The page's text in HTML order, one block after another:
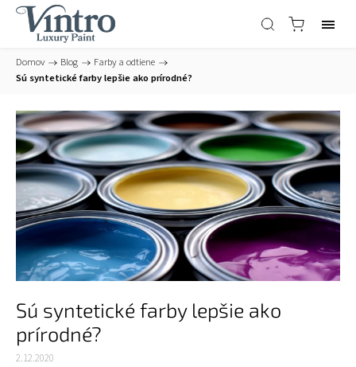
Domov / Blog / Farby a odtiene /
Sú syntetické farby lepšie ako prírodné?
Sú syntetické farby lepšie ako
prírodné?
2.12.2020